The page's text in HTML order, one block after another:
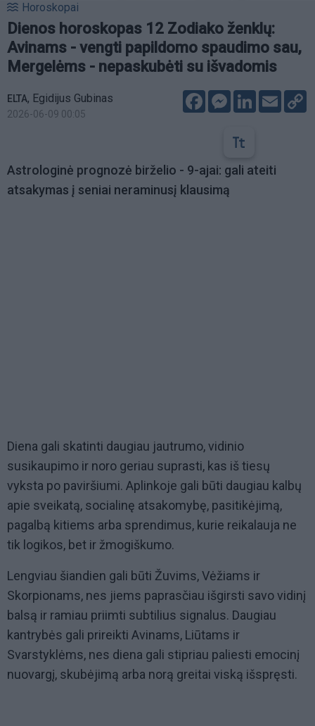
Horoskopai
Dienos horoskopas 12 Zodiako ženklų:
Avinams - vengti papildomo spaudimo sau,
Mergelėms - nepaskubėti su išvadomis
ELTA, Egidijus Gubinas
2026-06-09 00:05
FacebookMessenger
LinkedIn
Email
Astrologinė prognozė birželio - 9-ajai: gali ateiti
atsakymas į seniai neraminusį klausimą
Diena gali skatinti daugiau jautrumo, vidinio
susikaupimo ir noro geriau suprasti, kas iš tiesų
vyksta po paviršiumi. Aplinkoje gali būti daugiau kalbų
apie sveikatą, socialinę atsakomybę, pasitikėjimą,
pagalbą kitiems arba sprendimus, kurie reikalauja ne
tik logikos, bet ir žmogiškumo.
Lengviau šiandien gali būti Žuvims, Vėžiams ir
Skorpionams, nes jiems paprasčiau išgirsti savo vidinį
balsą ir ramiau priimti subtilius signalus. Daugiau
kantrybės gali prireikti Avinams, Liūtams ir
Svarstyklėms, nes diena gali stipriau paliesti emocinį
nuovargį, skubėjimą arba norą greitai viską išspręsti.